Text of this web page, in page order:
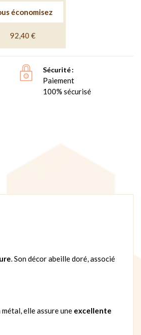
économisez
92,40 €
Sécurité
Paiement
100% sécurisé
. Son décor abeille doré, associé
métal, elle assure une excellente